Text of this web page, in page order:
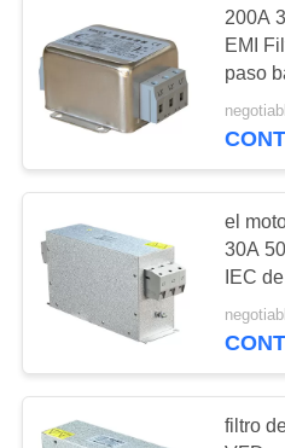
CONTROL
DE
CALIDAD
CONTÁCTENOS
SOLICITAR
UNA
COTIZACIÓN
MAPA
Inversor
220v
inversor
380v
200A
EMI
paso
el
30A
IEC
filtro